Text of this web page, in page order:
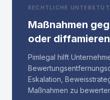
RECHTLICHE
Maßnahmen
oder
Pimlegal hilft
Eskalation,
Maßnahmen zu